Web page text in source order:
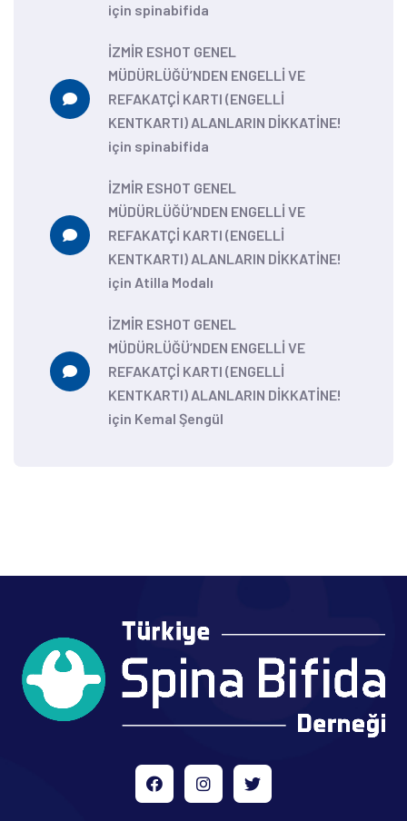
için spinabifida
İZMİR ESHOT GENEL
MÜDÜRLÜĞÜ’NDEN ENGELLİ VE
REFAKATÇİ KARTI (ENGELLİ
KENTKARTI) ALANLARIN DİKKATİNE!
için spinabifida
İZMİR ESHOT GENEL
MÜDÜRLÜĞÜ’NDEN ENGELLİ VE
REFAKATÇİ KARTI (ENGELLİ
KENTKARTI) ALANLARIN DİKKATİNE!
için Atilla Modalı
İZMİR ESHOT GENEL
MÜDÜRLÜĞÜ’NDEN ENGELLİ VE
REFAKATÇİ KARTI (ENGELLİ
KENTKARTI) ALANLARIN DİKKATİNE!
için Kemal Şengül